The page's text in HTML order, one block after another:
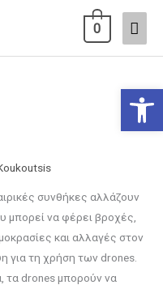
0
συνθήκες αλλάζουν
μπορεί να φέρει βροχές,
και αλλαγές στον
για τη χρήση των drones.
τα drones μπορούν να